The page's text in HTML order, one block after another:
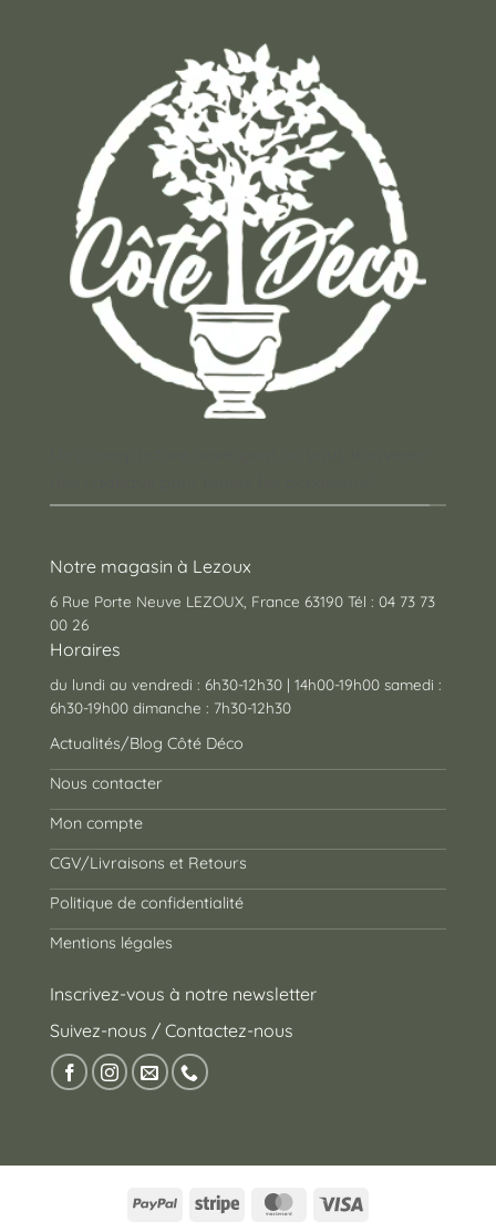
options
peuvent
être
choisies
page
du
produit
être
choisies
sur
page
du
produit
Notre magasin à Lezoux
6 Rue Porte Neuve LEZOUX, France 63190 Tél : 04 73 73
00 26
Horaires
du lundi au vendredi : 6h30-12h30 | 14h00-19h00 samedi :
6h30-19h00 dimanche : 7h30-12h30
Actualités/Blog Côté Déco
Nous contacter
Mon compte
CGV/Livraisons et Retours
Politique de confidentialité
Mentions légales
Inscrivez-vous à notre newsletter
Suivez-nous / Contactez-nous
PayPal Stripe MasterCard
Visa